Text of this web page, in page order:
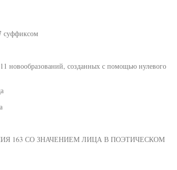
суффиксом
новообразований, созданных с помощью нулевого
163 СО ЗНАЧЕНИЕМ ЛИЦА В ПОЭТИЧЕСКОМ